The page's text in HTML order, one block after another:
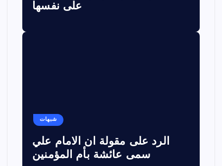
على نفسها
شبهات
الرد على مقولة ان الامام علي
سمى عائشة بأم المؤمنين